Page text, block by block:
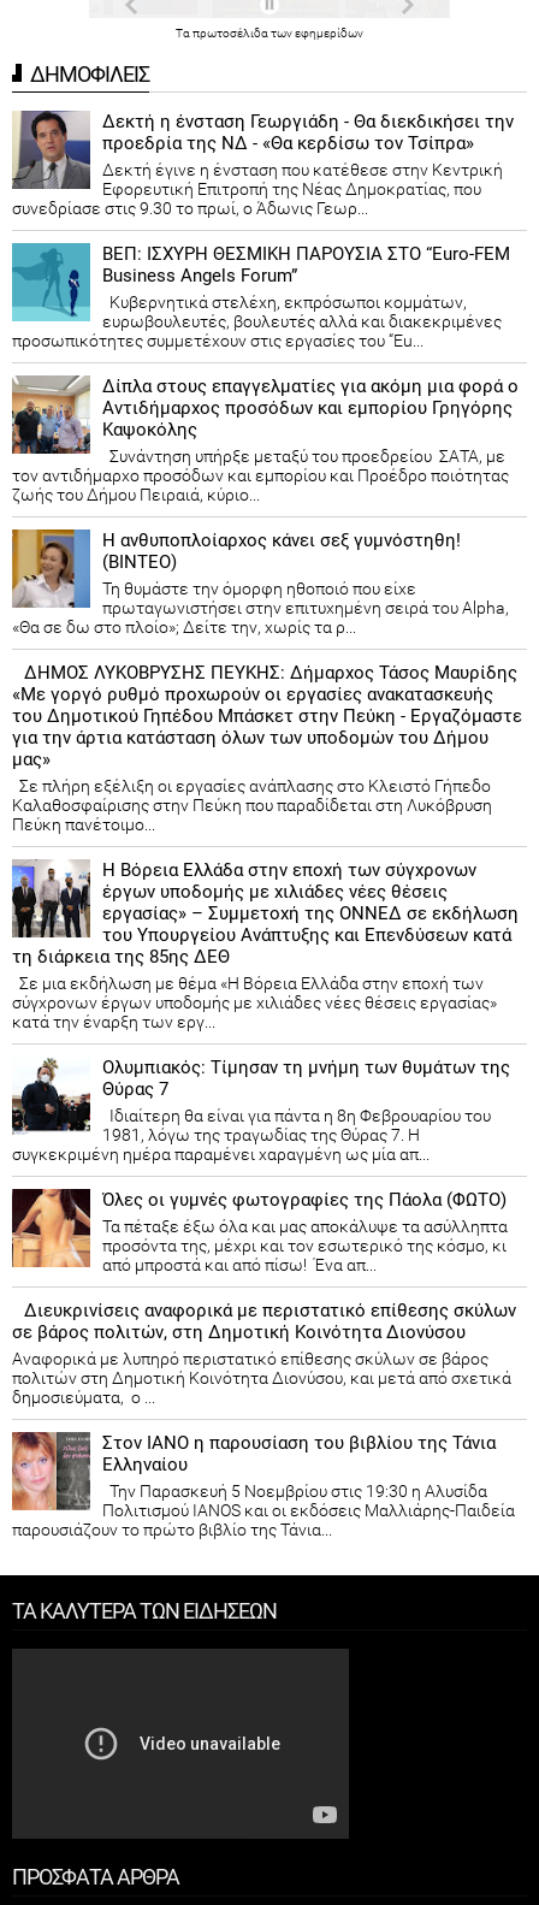
Τα πρωτοσέλιδα τωνεφημερίδων
ΔΗΜΟΦΙΛΕΙΣ
Δεκτή η ένσταση Γεωργιάδη - Θα διεκδικήσει την
προεδρία της ΝΔ - «Θα κερδίσω τον Τσίπρα»
Δεκτή έγινε η ένσταση που κατέθεσε στην Κεντρική
Εφορευτική Επιτροπή της Νέας Δημοκρατίας, που
συνεδρίασε στις 9.30 το πρωί, ο Άδωνις Γεωρ...
ΒΕΠ: ΙΣΧΥΡΗ ΘΕΣΜΙΚΗ ΠΑΡΟΥΣΙΑ ΣΤΟ “Euro-FEM
Business Angels Forum”
Κυβερνητικά στελέχη, εκπρόσωποι κομμάτων,
ευρωβουλευτές, βουλευτές αλλά και διακεκριμένες
προσωπικότητες συμμετέχουν στις εργασίες του “Eu...
Δίπλα στους επαγγελματίες για ακόμη μια φορά ο
Αντιδήμαρχος προσόδων και εμπορίου Γρηγόρης
Καψοκόλης
Συνάντηση υπήρξε μεταξύ του προεδρείου ΣΑΤΑ, με
τον αντιδήμαρχο προσόδων και εμπορίου και Προέδρο ποιότητας
ζωής του Δήμου Πειραιά, κύριο...
Η ανθυποπλοίαρχος κάνει σεξ γυμνόστηθη!
(ΒΙΝΤΕΟ)
Τη θυμάστε την όμορφη ηθοποιό που είχε
πρωταγωνιστήσει στην επιτυχημένη σειρά του Alpha,
«Θα σε δω στο πλοίο»; Δείτε την, χωρίς τα ρ...
ΔΗΜΟΣ ΛΥΚΟΒΡΥΣΗΣ ΠΕΥΚΗΣ: Δήμαρχος Τάσος Μαυρίδης
«Με γοργό ρυθμό προχωρούν οι εργασίες ανακατασκευής
του Δημοτικού Γηπέδου Μπάσκετ στην Πεύκη - Εργαζόμαστε
για την άρτια κατάσταση όλων των υποδομών του Δήμου
μας»
Σε πλήρη εξέλιξη οι εργασίες ανάπλασης στο Κλειστό Γήπεδο
Καλαθοσφαίρισης στην Πεύκη που παραδίδεται στη Λυκόβρυση
Πεύκη πανέτοιμο...
Η Βόρεια Ελλάδα στην εποχή των σύγχρονων
έργων υποδομής με χιλιάδες νέες θέσεις
εργασίας» – Συμμετοχή της ΟΝΝΕΔ σε εκδήλωση
του Υπουργείου Ανάπτυξης και Επενδύσεων κατά
τη διάρκεια της 85ης ΔΕΘ
Σε μια εκδήλωση με θέμα «Η Βόρεια Ελλάδα στην εποχή των
σύγχρονων έργων υποδομής με χιλιάδες νέες θέσεις εργασίας»
κατά την έναρξη των εργ...
Ολυμπιακός: Τίμησαν τη μνήμη των θυμάτων της
Θύρας 7
Ιδιαίτερη θα είναι για πάντα η 8η Φεβρουαρίου του
1981, λόγω της τραγωδίας της Θύρας 7. Η
συγκεκριμένη ημέρα παραμένει χαραγμένη ως μία απ...
Όλες οι γυμνές φωτογραφίες της Πάολα (ΦΩΤΟ)
Τα πέταξε έξω όλα και μας αποκάλυψε τα ασύλληπτα
προσόντα της, μέχρι και τον εσωτερικό της κόσμο, κι
από μπροστά και από πίσω! Ένα απ...
Διευκρινίσεις αναφορικά με περιστατικό επίθεσης σκύλων
σε βάρος πολιτών, στη Δημοτική Κοινότητα Διονύσου
Αναφορικά με λυπηρό περιστατικό επίθεσης σκύλων σε βάρος
πολιτών στη Δημοτική Κοινότητα Διονύσου, και μετά από σχετικά
δημοσιεύματα, ο ...
Στον ΙΑΝΟ η παρουσίαση του βιβλίου της Τάνια
Ελληναίου
Την Παρασκευή 5 Νοεμβρίου στις 19:30 η Αλυσίδα
Πολιτισμού IANOS και οι εκδόσεις Μαλλιάρης-Παιδεία
παρουσιάζουν το πρώτο βιβλίο της Τάνια...
ΤΑ ΚΑΛΥΤΕΡΑ ΤΩΝ ΕΙΔΗΣΕΩΝ
ΠΡΟΣΦΑΤΑ ΑΡΘΡΑ